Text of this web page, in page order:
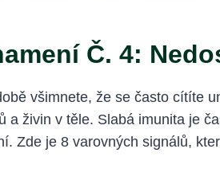
Č. 4:
všimnete, že se často cítíte
a živin v těle. Slabá imunita je
Zde je 8 varovných signálů,